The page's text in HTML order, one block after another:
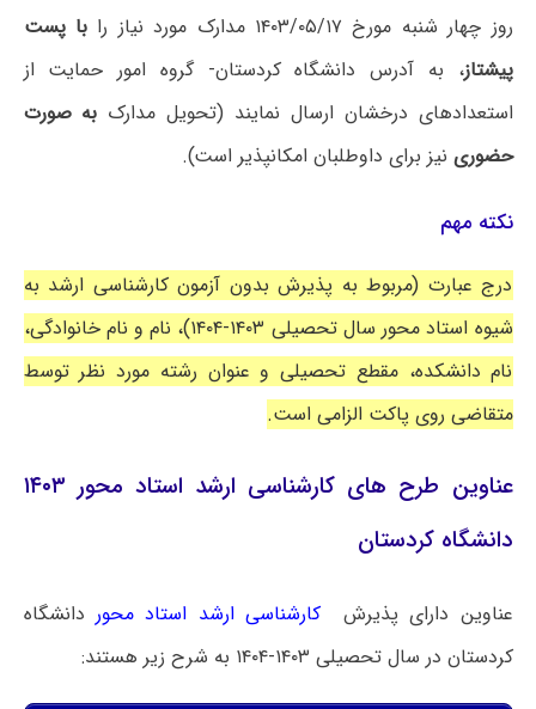
روز چهار شنبه مورخ ۱۴۰۳/۰۵/۱۷ مدارک مورد نیاز را
با پست
پیشتاز، به آدرس دانشگاه کردستان- گروه امور حمایت از
استعدادهای درخشان ارسال نمایند (تحویل مدارک به صورت
حضوری نیز برای داوطلبان امکانپذیر است).
نکته مهم
درج عبارت (مربوط به پذیرش بدون آزمون کارشناسی ارشد به
شیوه استاد محور سال تحصیلی ۱۴۰۳-۱۴۰۴)، نام و نام خانوادگی،
نام دانشکده، مقطع تحصیلی و عنوان رشته مورد نظر توسط
متقاضی روی پاکت الزامی است.
عناوین طرح های کارشناسی ارشد استاد محور ۱۴۰۳
دانشگاه کردستان
عناوین دارای پذیرش کارشناسی ارشد استاد محور دانشگاه
کردستان در سال تحصیلی ۱۴۰۳-۱۴۰۴ به شرح زیر هستند: